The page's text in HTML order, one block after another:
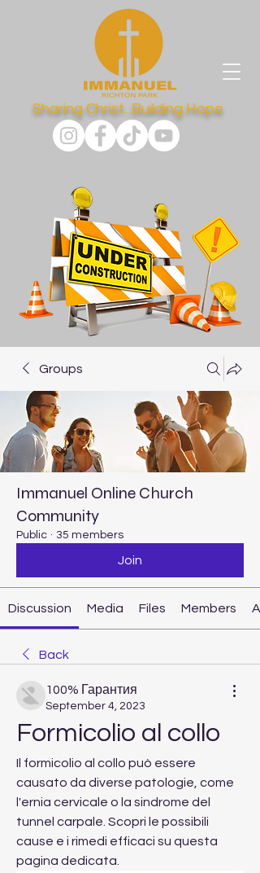
Sharing Christ...Building Hope
Groups
Immanuel Online Church
Community
Public · 35 members
Join
Discussion Media Files Members
Back
100% Гарантия
September 4, 2023
Formicolio al collo
Il formicolio al collo può essere
causato da diverse patologie, come
l'ernia cervicale o la sindrome del
tunnel carpale. Scopri le possibili
cause e i rimedi efficaci su questa
pagina dedicata.